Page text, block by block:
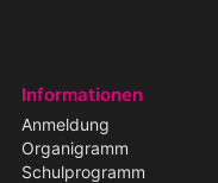
Informationen
Anmeldung
Organigramm
Schulprogramm